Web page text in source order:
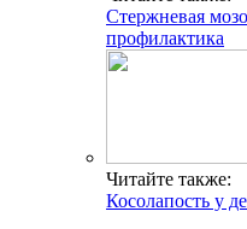
Стержневая
профилактика
Читайте также:
Косолапость у